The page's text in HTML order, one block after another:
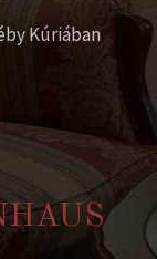
Kúriában